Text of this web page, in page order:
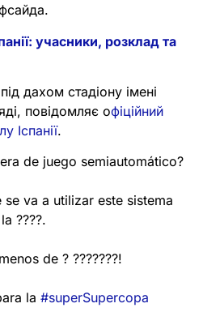
учасники, розклад та
дахом стадіону імені
повідомляє офіційний
Іспанії.
de juego semiautomático?
va a utilizar este sistema
????.
de ? ???????!
la #superSupercopa